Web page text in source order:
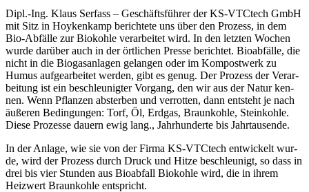
Dipl.-Ing. Klaus Ser­fass – Geschäfts­füh­rer der KS-VTC­tech GmbH
mit Sitz in Hoyke­n­kamp berich­te­te uns über den Pro­zess, in dem
Bio-Abfäl­le zur Bio­koh­le ver­ar­bei­tet wird. In den letz­ten Wochen
wur­de dar­über auch in der ört­li­chen Pres­se berich­tet. Bio­ab­fäl­le, die
nicht in die Bio­gas­an­la­gen gelan­gen oder im Kom­post­werk zu
Humus auf­ge­ar­bei­tet wer­den, gibt es genug. Der Pro­zess der Ver­ar­
bei­tung ist ein beschleu­nig­ter Vor­gang, den wir aus der Natur ken­
nen. Wenn Pflan­zen abster­ben und ver­rot­ten, dann ent­steht je nach
äuße­ren Bedin­gun­gen: Torf, Öl, Erd­gas, Braun­koh­le, Stein­koh­le.
Die­se Pro­zes­se dau­ern ewig lang., Jahr­hun­der­te bis Jahr­tau­sen­de.
In der Anla­ge, wie sie von der Fir­ma KS-VTC­tech ent­wi­ckelt wur­
de, wird der Pro­zess durch Druck und Hit­ze beschleu­nigt, so dass in
drei bis vier Stun­den aus Bio­ab­fall Bio­koh­le wird, die in ihrem
Heiz­wert Braun­koh­le ent­spricht.